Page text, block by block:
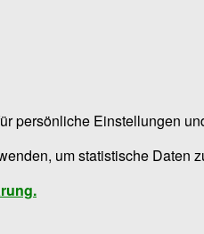
persönliche Einstellungen
um statistische Daten